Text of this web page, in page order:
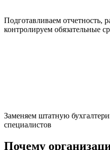
Подготавливаем отчетность,
контролируем обязательные
Заменяем штатную
специалистов
Почему